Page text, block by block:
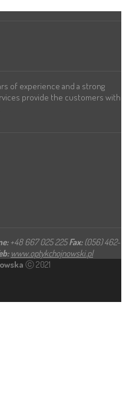
of experience and a strong
provide the customers with
+48 667 025 225 Fax:(056) 462-
www.optykchojnowski.pl
ⓒ 2021